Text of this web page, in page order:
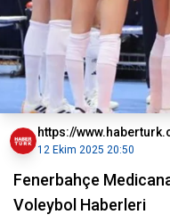
https://
12 Ekim 2025 20:50
Fenerbahçe
Voleybol Haberleri